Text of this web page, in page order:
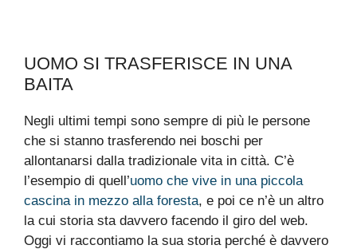
UOMO SI TRASFERISCE IN UNA
BAITA
Negli ultimi tempi sono sempre di più le persone
che si stanno trasferendo nei boschi per
allontanarsi dalla tradizionale vita in città. C’è
l’esempio di quell’uomo che vive in una piccola
cascina in mezzo alla foresta, e poi ce n’è un altro
la cui storia sta davvero facendo il giro del web.
Oggi vi raccontiamo la sua storia perché è davvero